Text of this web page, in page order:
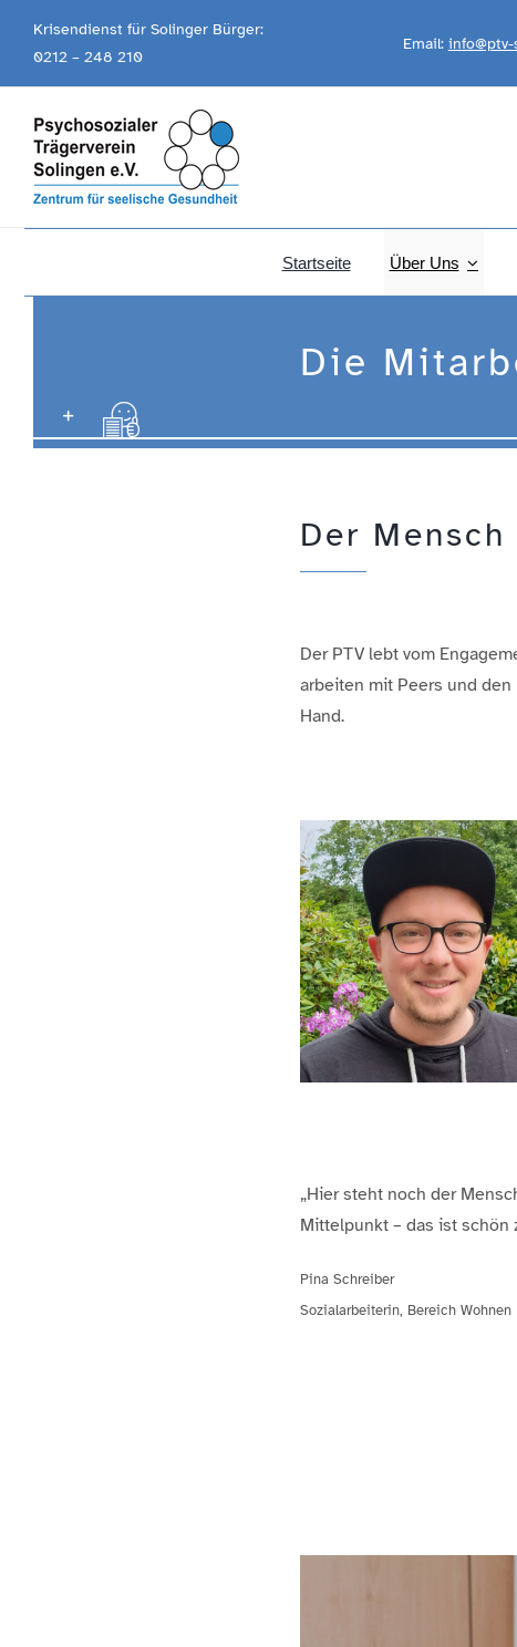
Krisendienst für Solinger Bürger:
0212 – 248 210
Email:
Startseite Über Uns
Die
Der
Der PTV lebt vom
arbeiten mit Peers und
Hand.
„Hier steht noch der
Mittel­punkt – das ist schön
Pina Schreiber
Sozialarbeiterin, Bereich Wohnen